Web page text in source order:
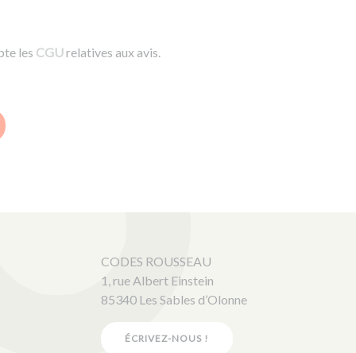
les CGUrelatives aux avis.
CODES ROUSSEAU
1, rue Albert Einstein
85340 Les Sables d’Olonne
ÉCRIVEZ-NOUS !